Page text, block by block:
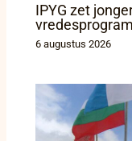
IPYG zet
6 augustus 2026